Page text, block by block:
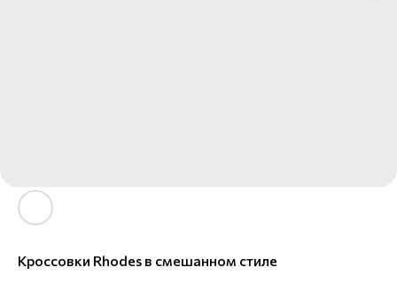
Кроссовки Rhodes в смешанном стиле